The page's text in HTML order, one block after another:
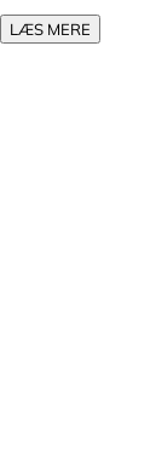
LÆS MERE